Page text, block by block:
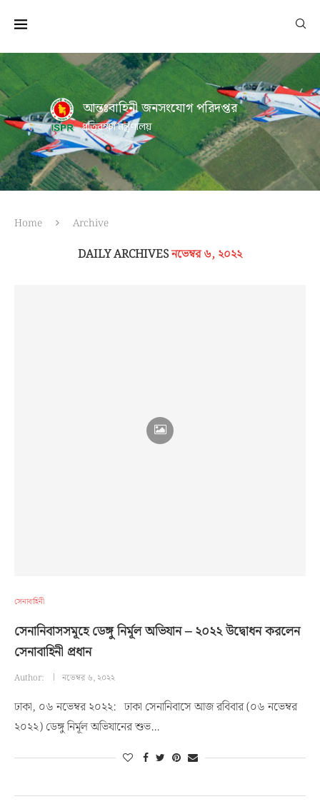
আন্তঃবাহিনী জনসংযোগ পরিদপ্তর
প্রতিরক্ষা মন্ত্রণালয়
Home Archive
DAILY ARCHIVESনভেম্বর ৬, ২০২২
সেনাবাহিনী
সেনানিবাসসমূহে ডেঙ্গু নির্মূল অভিযান – ২০২২ উদ্বোধন করলেন
সেনাবাহিনী প্রধান
Author: নভেম্বর ৬, ২০২২
ঢাকা, ০৬ নভেম্বর ২০২২: ঢাকা সেনানিবাসে আজ রবিবার (০৬ নভেম্বর
২০২২) ডেঙ্গু নির্মূল অভিযানের শুভ…